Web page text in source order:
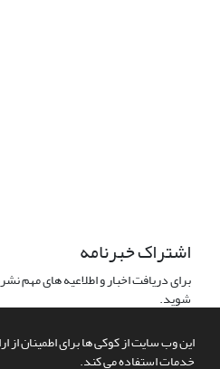
این وب سایت از کوکی ها برای اطمینان از
خدمات استفاده می کند.
اشتراک خبرنامه
برای دریافت اخبار و اطلاعیه های مهم
شوید.